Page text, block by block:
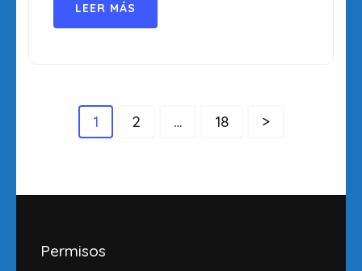
LEER MÁS
Paginación
Página
1 Página
2 … Página
18 >
Permisos